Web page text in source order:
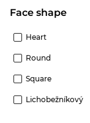
Face shape
Heart
Round
Square
Lichobežníkový